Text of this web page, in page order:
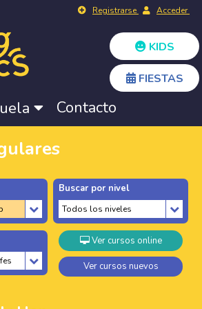
Registrarse Acceder
KIDS
FIESTAS
Contacto
Buscar por nivel
Ver cursos online
Ver cursos nuevos